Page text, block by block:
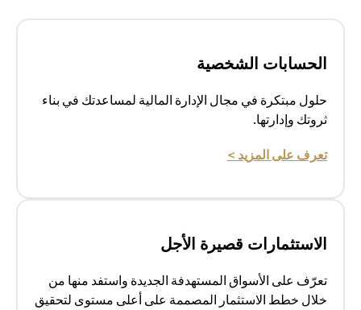
الحسابات الشخصية
حلول مبتكرة في مجال الإدارة المالية لمساعدتك في بناء
ثروتك وإدارتها.
تعرف على المزيد >
الاستثمارات قصيرة الأجل
تعرّف على الأسواق المستهدفة الجديدة واستفد منها من
خلال خطط الاستثمار المصممة على أعلى مستوى لتحقيق